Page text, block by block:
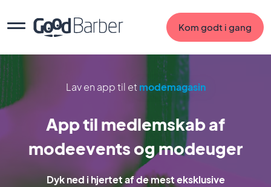
Kom godt i gang
Lav en app til et modemagasin
App til medlemskab af
modeevents og modeuger
Dyk ned i hjertet af de mest eksklusive